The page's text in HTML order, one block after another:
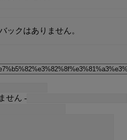
ックはありません。
せん -